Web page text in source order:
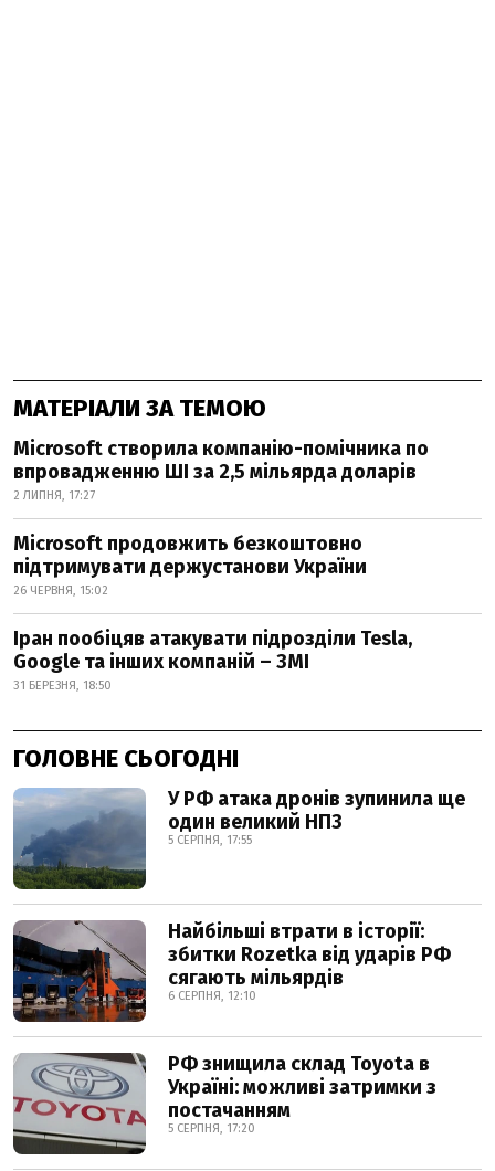
МАТЕРІАЛИ ЗА ТЕМОЮ
Microsoft створила компанію-помічника по
впровадженню ШІ за 2,5 мільярда доларів
2 ЛИПНЯ, 17:27
Microsoft продовжить безкоштовно
підтримувати держустанови України
26 ЧЕРВНЯ, 15:02
Іран пообіцяв атакувати підрозділи Tesla,
Google та інших компаній – ЗМІ
31 БЕРЕЗНЯ, 18:50
ГОЛОВНЕ СЬОГОДНІ
У РФ атака дронів зупинила ще
один великий НПЗ
5 СЕРПНЯ, 17:55
Найбільші втрати в історії:
збитки Rozetka від ударів РФ
сягають мільярдів
6 СЕРПНЯ, 12:10
РФ знищила склад Toyota в
Україні: можливі затримки з
постачанням
5 СЕРПНЯ, 17:20